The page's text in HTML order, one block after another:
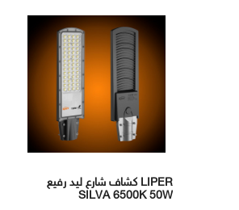
كشاف شارع ليد رفيع LIPER
SILVA 6500K 50W